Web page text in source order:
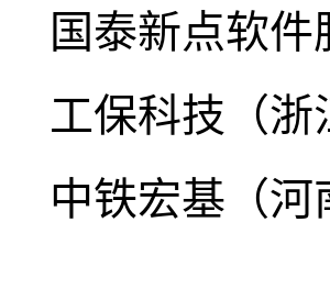
国泰新点软
工保科技（浙
中铁宏基（